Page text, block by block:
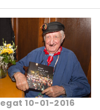
10-01-2016